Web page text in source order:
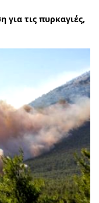
για τις πυρκαγιές,